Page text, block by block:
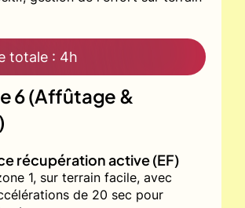
totale : 4h
6 (Affûtage &
récupération active (EF)
1, sur terrain facile, avec
de 20 sec pour